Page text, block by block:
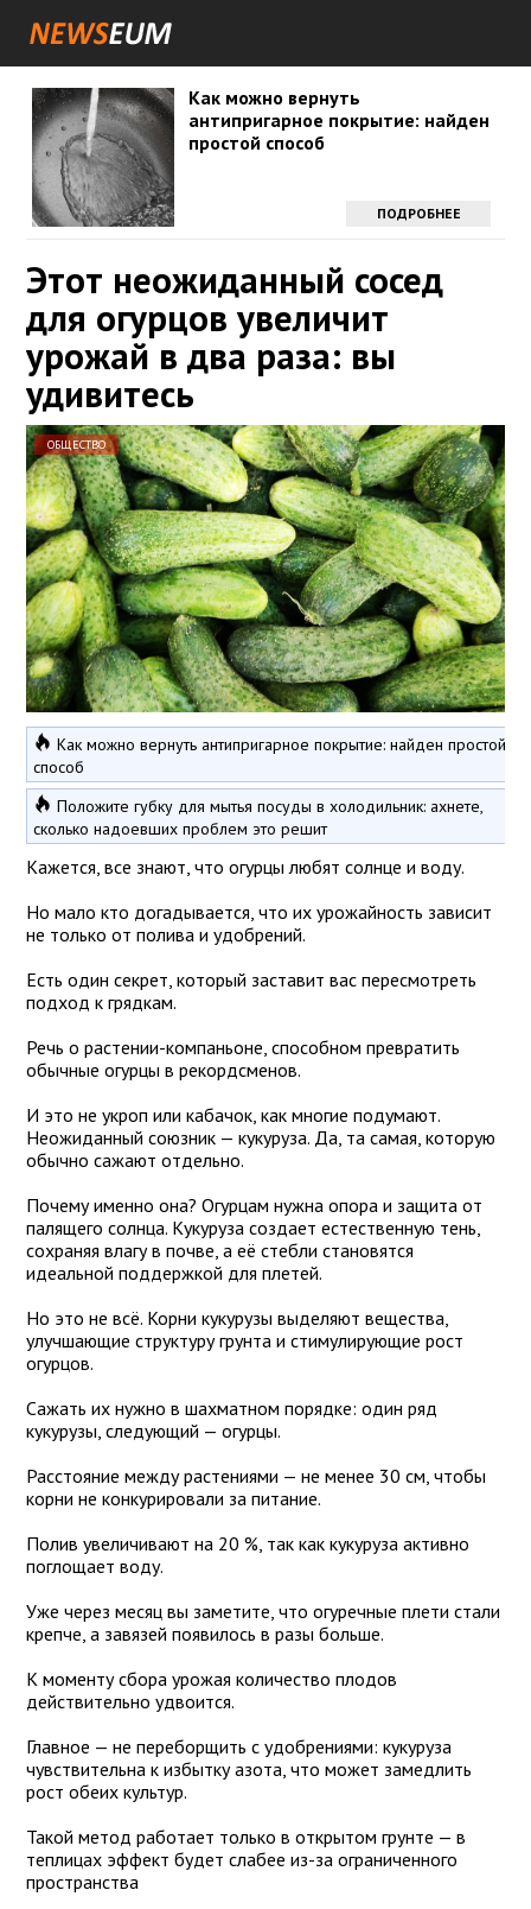
Как можно вернуть
антипригарное покрытие: найден
простой способ
ПОДРОБНЕЕ
Этот неожиданный сосед
для огурцов увеличит
урожай в два раза: вы
удивитесь
ОБЩЕСТВО
Как можно вернуть антипригарное покрытие: найден простой
способ
Положите губку для мытья посуды в холодильник: ахнете,
сколько надоевших проблем это решит
Кажется, все знают, что огурцы любят солнце и воду.
Но мало кто догадывается, что их урожайность зависит
не только от полива и удобрений.
Есть один секрет, который заставит вас пересмотреть
подход к грядкам.
Речь о растении-компаньоне, способном превратить
обычные огурцы в рекордсменов.
И это не укроп или кабачок, как многие подумают.
Неожиданный союзник — кукуруза. Да, та самая, которую
обычно сажают отдельно.
Почему именно она? Огурцам нужна опора и защита от
палящего солнца. Кукуруза создает естественную тень,
сохраняя влагу в почве, а её стебли становятся
идеальной поддержкой для плетей.
Но это не всё. Корни кукурузы выделяют вещества,
улучшающие структуру грунта и стимулирующие рост
огурцов.
Сажать их нужно в шахматном порядке: один ряд
кукурузы, следующий — огурцы.
Расстояние между растениями — не менее 30 см, чтобы
корни не конкурировали за питание.
Полив увеличивают на 20 %, так как кукуруза активно
поглощает воду.
Уже через месяц вы заметите, что огуречные плети стали
крепче, а завязей появилось в разы больше.
К моменту сбора урожая количество плодов
действительно удвоится.
Главное — не переборщить с удобрениями: кукуруза
чувствительна к избытку азота, что может замедлить
рост обеих культур.
Такой метод работает только в открытом грунте — в
теплицах эффект будет слабее из-за ограниченного
пространства